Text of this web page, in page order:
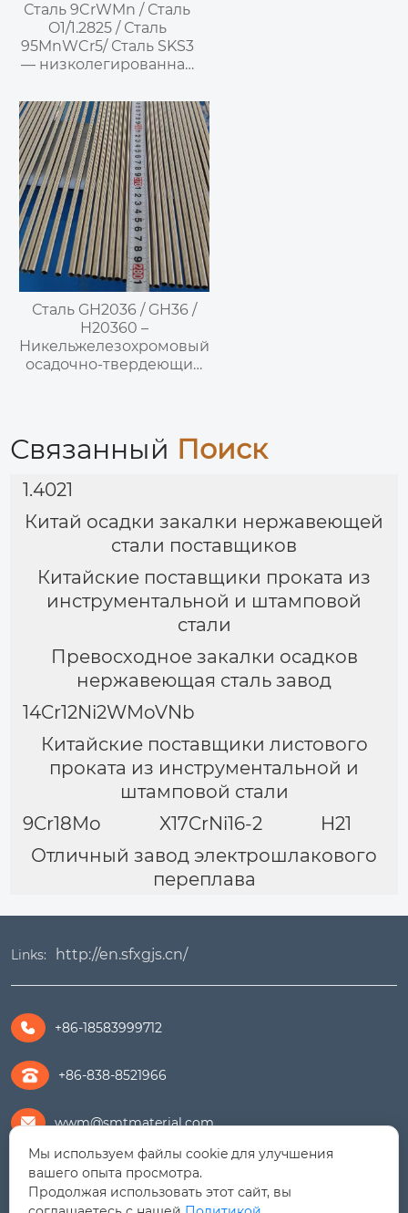
Сталь 9CrWMn / Сталь
O1/1.2825 / Сталь
95MnWCr5/ Сталь SKS3
— низколегированная
сталь для холодного
деформирования
Сталь GH2036 / GH36 /
H20360 –
Никельжелезохромовый
осадочно-твердеющий
Связанный Поиск
1.4021
Китай осадки закалки нержавеющей
стали поставщиков
Китайские поставщики проката из
инструментальной и штамповой
стали
Превосходное закалки осадков
нержавеющая сталь завод
14Cr12Ni2WMoVNb
Китайские поставщики листового
проката из инструментальной и
штамповой стали
9Cr18Mo
X17CrNi16-2
H21
Отличный завод электрошлакового
переплава
Links: http://en.sfxgjs.cn/
 +86-18583999712
+86-838-8521966
 wwm@smtmaterial.com
 279391575@qq.com
Мы используем файлы cookie для улучшения
вашего опыта просмотра.
Продолжая использовать этот сайт, вы